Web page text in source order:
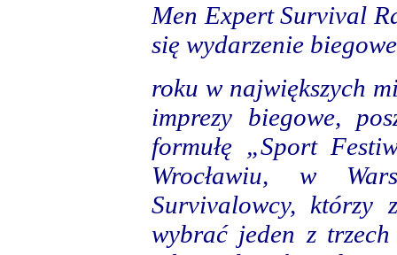
Men Expert Survival
się wydarzenie
roku w największych
imprezy biegowe,
formułę „Sport
Wrocławiu, w
Survivalowcy, którzy
wybrać jeden z